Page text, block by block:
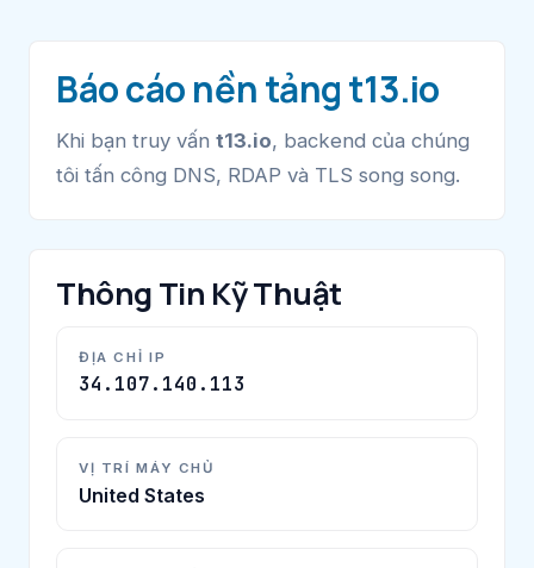
Báo cáo nền tảng t13.io
Khi bạn truy vấn t13.io, backend của chúng
tôi tấn công DNS, RDAP và TLS song song.
Thông Tin Kỹ Thuật
ĐỊA CHỈ IP
34.107.140.113
VỊ TRÍ MÁY CHỦ
United States